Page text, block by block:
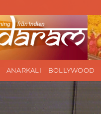
ANARKALI BOLLYWOOD